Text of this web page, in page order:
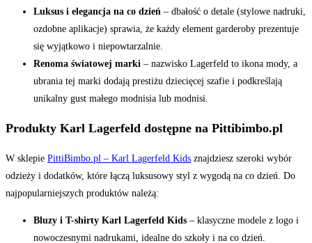
Luksus i elegancja na co dzień – dbałość o detale (stylowe nadruki,
ozdobne aplikacje) sprawia, że każdy element garderoby prezentuje
się wyjątkowo i niepowtarzalnie.
Renoma światowej marki – nazwisko Lagerfeld to ikona mody, a
ubrania tej marki dodają prestiżu dziecięcej szafie i podkreślają
unikalny gust małego modnisia lub modnisi.
Produkty Karl Lagerfeld dostępne na Pittibimbo.pl
W sklepie PittiBimbo.pl – Karl Lagerfeld Kids znajdziesz szeroki wybór
odzieży i dodatków, które łączą luksusowy styl z wygodą na co dzień. Do
najpopularniejszych produktów należą:
Bluzy i T-shirty Karl Lagerfeld Kids – klasyczne modele z logo i
nowoczesnymi nadrukami, idealne do szkoły i na co dzień.